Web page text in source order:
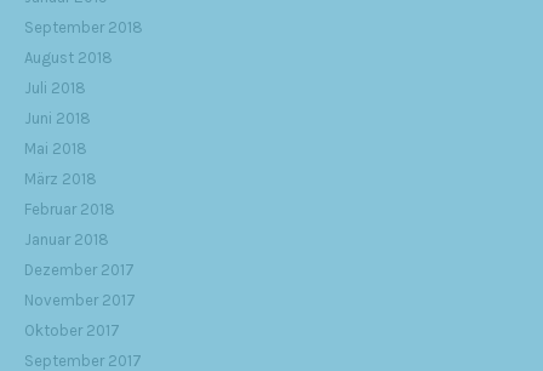
September 2018
August 2018
Juli 2018
Juni 2018
Mai 2018
März 2018
Februar 2018
Januar 2018
Dezember 2017
November 2017
Oktober 2017
September 2017